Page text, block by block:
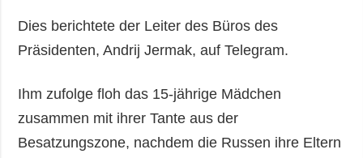
Dies berichtete der Leiter des Büros des
Präsidenten, Andrij Jermak, auf Telegram.
Ihm zufolge floh das 15-jährige Mädchen
zusammen mit ihrer Tante aus der
Besatzungszone, nachdem die Russen ihre Eltern